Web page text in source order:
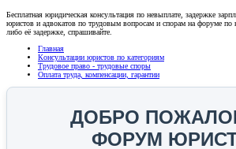
Бесплатная юридическая консультация по невыплате, задержке
юристов и адвокатов по трудовым вопросам и спорам на форуме по
либо её задержке, спрашивайте.
Главная
Консультации юристов по категориям
Трудовое право - трудовые споры
Оплата труда, компенсации, гарантии
ДОБРО
ФОРУМ